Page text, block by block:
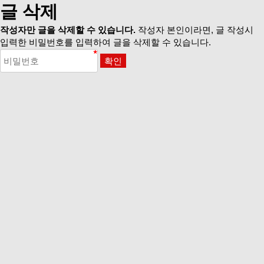
글 삭제
작성자만 글을 삭제할 수 있습니다. 작성자 본인이라면, 글 작성시
입력한 비밀번호를 입력하여 글을 삭제할 수 있습니다.